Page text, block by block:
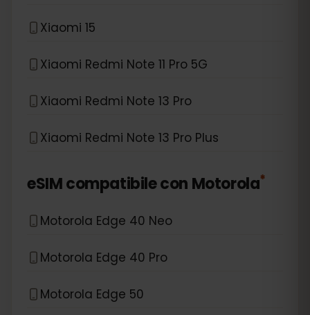
Xiaomi 15
Xiaomi Redmi Note 11 Pro 5G
Xiaomi Redmi Note 13 Pro
Xiaomi Redmi Note 13 Pro Plus
eSIM compatibile con Motorola*
Motorola Edge 40 Neo
Motorola Edge 40 Pro
Motorola Edge 50